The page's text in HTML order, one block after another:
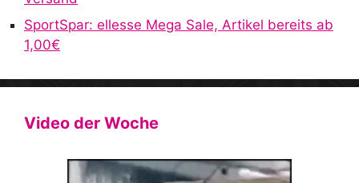
SportSpar: ellesse Mega Sale, Artikel bereits ab
1,00€
Video der Woche